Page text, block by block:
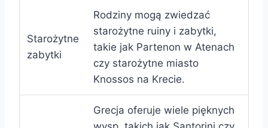
Starożytne
zabytki
Rodziny mogą zwiedzać
starożytne ruiny i zabytki,
takie jak Partenon w Atenach
czy starożytne miasto
Knossos na Krecie.
Grecja oferuje wiele pięknych